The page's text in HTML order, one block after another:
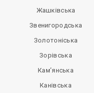
Жашківська
Звенигородська
Золотоніська
Зорівська
Кам’янська
Канівська